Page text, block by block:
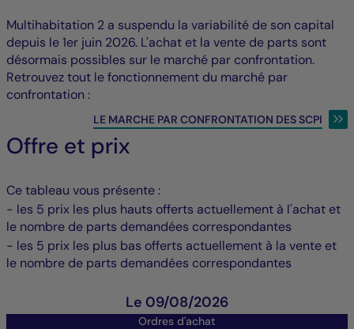
Multihabitation 2 a suspendu la variabilité de son capital
depuis le 1er juin 2026. L'achat et la vente de parts sont
désormais possibles sur le marché par confrontation.
Retrouvez tout le fonctionnement du marché par
confrontation :
LE MARCHE PAR CONFRONTATION DES SCPI
Offre et prix
Ce tableau vous présente :
- les 5 prix les plus hauts offerts actuellement à l'achat et
le nombre de parts demandées correspondantes
- les 5 prix les plus bas offerts actuellement à la vente et
le nombre de parts demandées correspondantes
Le 09/08/2026
Ordres d'achat